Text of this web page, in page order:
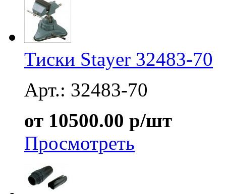
Тиски Stayer 32483-70
Арт.: 32483-70
от 10500.00 р/шт
Просмотреть